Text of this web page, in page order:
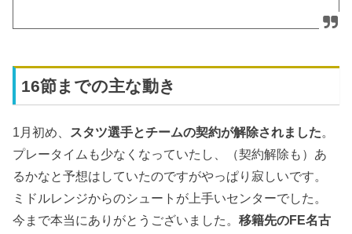
16節までの主な動き
1月初め、 スタツ選手とチームの契約が解除されました。
プレータイムも少なくなっていたし、（契約解除も）あ
るかなと予想はしていたのですがやっぱり寂しいです。
ミドルレンジからのシュートが上手いセンターでした。
今まで本当にありがとうございました。移籍先のFE名古